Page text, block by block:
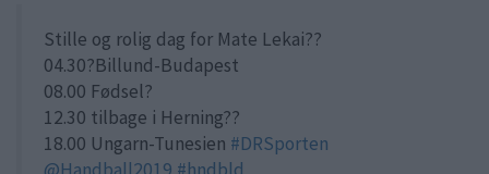
Stille og rolig dag for Mate Lekai??
04.30?Billund-Budapest
08.00 Fødsel?
12.30 tilbage i Herning??
18.00 Ungarn-Tunesien #DRSporten